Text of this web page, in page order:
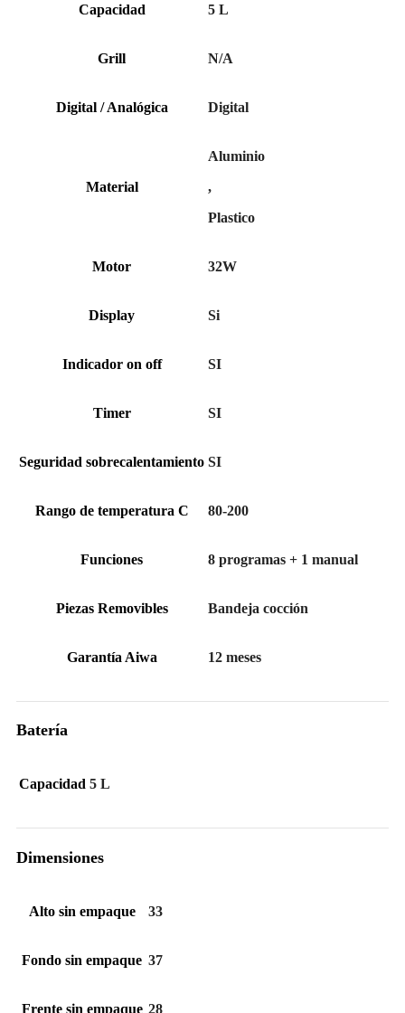
Capacidad 5 L
Grill N/A
Digital / Analógica Digital
Material
Aluminio
,
Plastico
Motor 32W
Display Si
Indicador on off SI
Timer SI
Seguridad sobrecalentamiento SI
Rango de temperatura C 80-200
Funciones 8 programas + 1 manual
Piezas Removibles Bandeja cocción
Garantía Aiwa 12 meses
Batería
Capacidad 5 L
Dimensiones
Alto sin empaque 33
Fondo sin empaque 37
Frente sin empaque 28